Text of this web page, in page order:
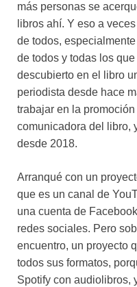
más personas se
libros ahí. Y eso a
de todos,
de todos y todas los
descubierto en el libro
periodista desde hace
trabajar en la
comunicadora del libro,
desde 2018.
Arranqué con un
que es un canal de
una cuenta de
redes sociales. Pero
encuentro, un proyecto
todos sus formatos,
Spotify con audiolibros,